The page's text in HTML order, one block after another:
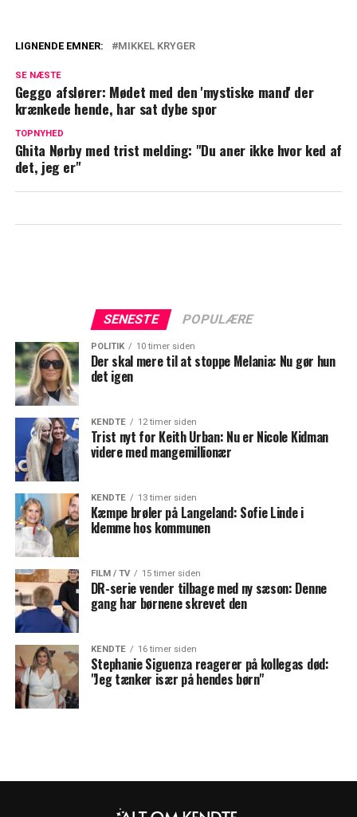
følelser: Ikke kun en glæde at blive far
Modtog 100.000 kroner fra Martin
at …"
LIGNENDE EMNER: MIKKEL KRYGER
SE NÆSTE
Geggo afslører: Mødet med den 'mystiske mand' der
krænkede hende, har sat dybe spor
TOPNYHED
Ghita Nørby med trist melding: "Du aner ikke hvor ked af
det, jeg er"
SENESTE POPULÆRE
POLITIK 10 timer siden
Der skal mere til at stoppe Melania: Nu gør hun
det igen
KENDTE 12 timer siden
Trist nyt for Keith Urban: Nu er Nicole Kidman
videre med mangemillionær
KENDTE 13 timer siden
Kæmpe brøler på Langeland: Sofie Linde i
klemme hos kommunen
FILM / TV 15 timer siden
DR-serie vender tilbage med ny sæson: Denne
gang har børnene skrevet den
KENDTE 16 timer siden
Stephanie Siguenza reagerer på kollegas død:
"Jeg tænker især på hendes børn"